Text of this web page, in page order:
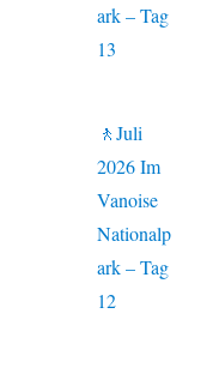
ark – Tag
13
🚶Juli
2026 Im
Vanoise
Nationalp
ark – Tag
12